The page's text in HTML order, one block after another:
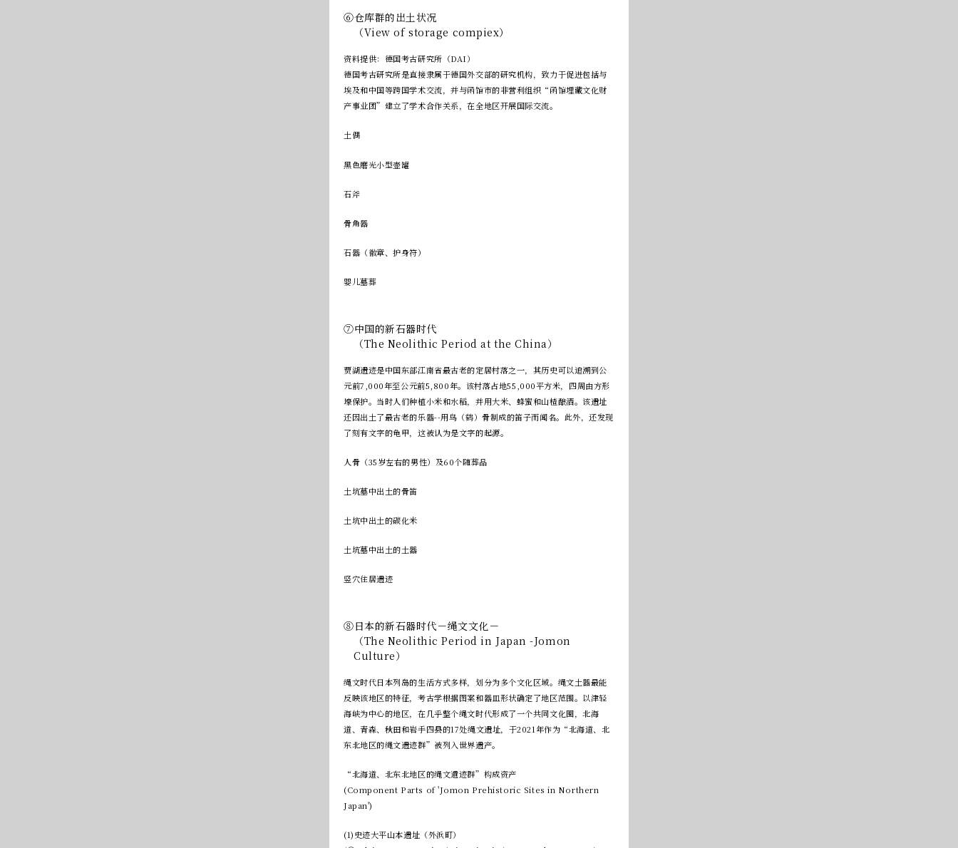
⑥仓库群的出土状况
（View of storage compiex）
资料提供：德国考古研究所（DAI）
德国考古研究所是直接隶属于德国外交部的研究机构，致力于促进包括与
埃及和中国等跨国学术交流，并与函馆市的非营利组织“函馆埋藏文化财
产事业团”建立了学术合作关系，在全地区开展国际交流。
土偶
黑色磨光小型壶罐
石斧
骨角器
石器（徽章、护身符）
婴儿墓葬
⑦中国的新石器时代
（The Neolithic Period at the China）
贾湖遗迹是中国东部江南省最古老的定居村落之一，其历史可以追溯到公
元前7,000年至公元前5,800年。该村落占地55,000平方米，四周由方形
壕保护。当时人们种植小米和水稻，并用大米、蜂蜜和山楂酿酒。该遗址
还因出土了最古老的乐器--用鸟（鹤）骨制成的笛子而闻名。此外，还发现
了刻有文字的龟甲，这被认为是文字的起源。
人骨（35岁左右的男性）及60个随葬品
土坑墓中出土的骨笛
土坑中出土的碳化米
土坑墓中出土的土器
竖穴住居遗迹
⑧日本的新石器时代－绳文文化－
（The Neolithic Period in Japan -Jomon
Culture）
绳文时代日本列岛的生活方式多样，划分为多个文化区域。绳文土器最能
反映该地区的特征，考古学根据图案和器皿形状确定了地区范围。以津轻
海峡为中心的地区，在几乎整个绳文时代形成了一个共同文化圈，北海
道、青森、秋田和岩手四县的17处绳文遗址，于2021年作为“北海道、北
东北地区的绳文遗迹群”被列入世界遗产。
“北海道、北东北地区的绳文遺迹群”构成资产
(Component Parts of 'Jomon Prehistoric Sites in Northern
Japan')
(1)史迹大平山本遗址（外浜町）